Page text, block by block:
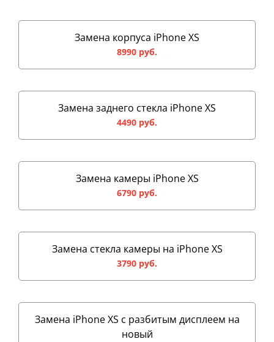
Замена корпуса iPhone XS
8990 руб.
Замена заднего стекла iPhone XS
4490 руб.
Замена камеры iPhone XS
6790 руб.
Замена стекла камеры на iPhone XS
3790 руб.
Замена iPhone XS с разбитым дисплеем на
новый